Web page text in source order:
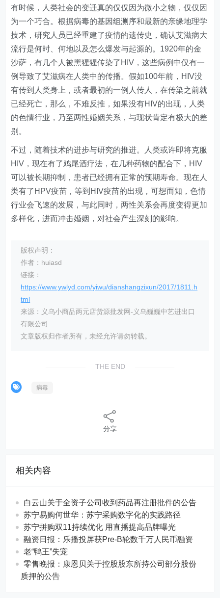
有时候，人类社会的变迁真的仅仅因为微小之物，仅仅因
为一个巧合。根据病毒的基因组测序和最新的亲缘地理学
技术，研究人员已经重建了疫情的遗传史，确认艾滋病大
流行是何时、何地以及怎么爆发与起源的。1920年的金
沙萨，有几个人被黑猩猩传染了HIV，这些病例中仅有一
例导致了艾滋病在人类中的传播。假如100年前，HIV没
有传到人类身上，或者最初的一例人传人，在传染之前就
已经死亡，那么，不难反推，如果没有HIV的出现，人类
的色情行业，乃至两性婚姻关系，与现状肯定有极大的差
别。
不过，随着技术的进步与研究的推进。人类或许即将克服
HIV，现在有了鸡尾酒疗法，在几种药物的配合下，HIV
可以被长期抑制，患者已经拥有正常的预期寿命。现在人
类有了HPV疫苗，等到HIV疫苗的出现，可想而知，色情
行业会飞速的发展，与此同时，两性关系会再度变得更加
多样化，进而冲击婚姻，对社会产生深刻的影响。
版权声明：
作者：huiasd
链接：
https://www.ywlyd.com/yiwu/dianshangzixun/2017/1811.h
tml
来源：义乌小商品两元店货源批发网-义乌巍巍中艺进出口
有限公司
文章版权归作者所有，未经允许请勿转载。
THE END
病毒
分享
相关内容
白云山关于全资子公司收到药品再注册批件的公告
苏宁易购何世华：苏宁采购数字化的实践路径
苏宁拼购双11持续优化 用直播提高品牌曝光
融资日报：乐播投屏获Pre-B轮数千万人民币融资
老“鸭王”失宠
零售晚报：康恩贝关于控股股东所持公司部分股份
质押的公告